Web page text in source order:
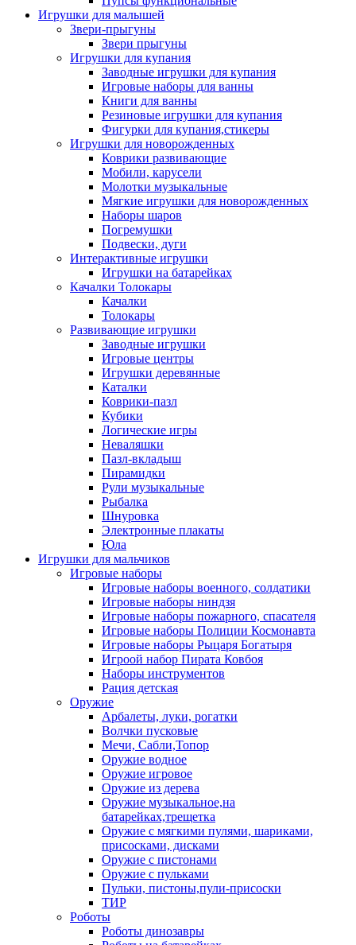
Игрушки для малышей
Звери-прыгуны
Звери прыгуны
Игрушки для купания
Заводные игрушки для купания
Игровые наборы для ванны
Книги для ванны
Резиновые игрушки для купания
Фигурки для купания,стикеры
Игрушки для новорожденных
Коврики развивающие
Мобили, карусели
Молотки музыкальные
Мягкие игрушки для новорожденных
Наборы шаров
Погремушки
Подвески, дуги
Интерактивные игрушки
Игрушки на батарейках
Качалки Толокары
Качалки
Толокары
Развивающие игрушки
Заводные игрушки
Игровые центры
Игрушки деревянные
Каталки
Коврики-пазл
Кубики
Логические игры
Неваляшки
Пазл-вкладыш
Пирамидки
Рули музыкальные
Рыбалка
Шнуровка
Электронные плакаты
Юла
Игрушки для мальчиков
Игровые наборы
Игровые наборы военного, солдатики
Игровые наборы ниндзя
Игровые наборы пожарного, спасателя
Игровые наборы Полиции Космонавта
Игровые наборы Рыцаря Богатыря
Игроой набор Пирата Ковбоя
Наборы инструментов
Рация детская
Оружие
Арбалеты, луки, рогатки
Волчки пусковые
Мечи, Сабли,Топор
Оружие водное
Оружие игровое
Оружие из дерева
Оружие музыкальное,на
батарейках,трещетка
Оружие с мягкими пулями, шариками,
присосками, дисками
Оружие с пистонами
Оружие с пульками
Пульки, пистоны,пули-присоски
ТИР
Роботы
Роботы динозавры